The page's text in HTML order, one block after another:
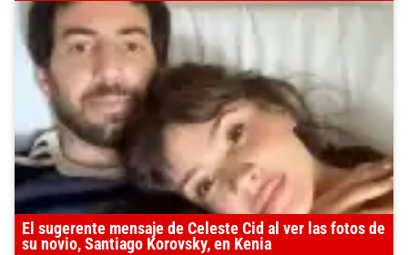
El sugerente mensaje de Celeste Cid al ver las fotos de
su novio, Santiago Korovsky, en Kenia